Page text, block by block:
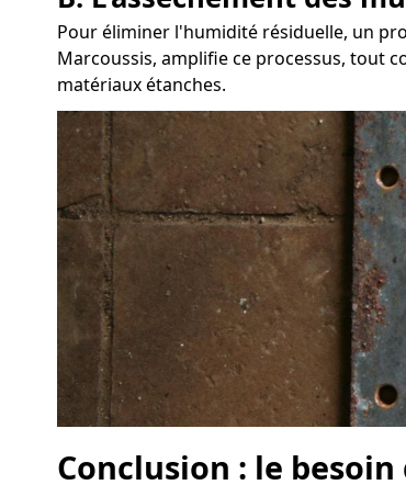
Pour éliminer l'humidité résiduelle, un
Marcoussis, amplifie ce processus, tout
matériaux étanches.
Conclusion : le